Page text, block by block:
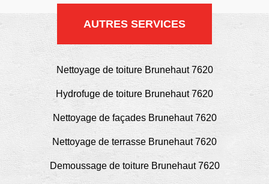
AUTRES SERVICES
Nettoyage de toiture Brunehaut 7620
Hydrofuge de toiture Brunehaut 7620
Nettoyage de façades Brunehaut 7620
Nettoyage de terrasse Brunehaut 7620
Demoussage de toiture Brunehaut 7620